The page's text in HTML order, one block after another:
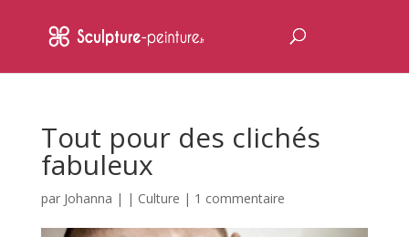
Tout pour des clichés
fabuleux
par Johanna | | Culture | 1 commentaire